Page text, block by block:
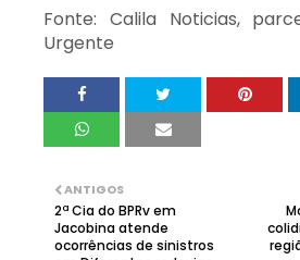
Fonte: Calila Noticias,
Urgente
ANTIGOS
2ª Cia do BPRv em
Jacobina atende
ocorrências de sinistros